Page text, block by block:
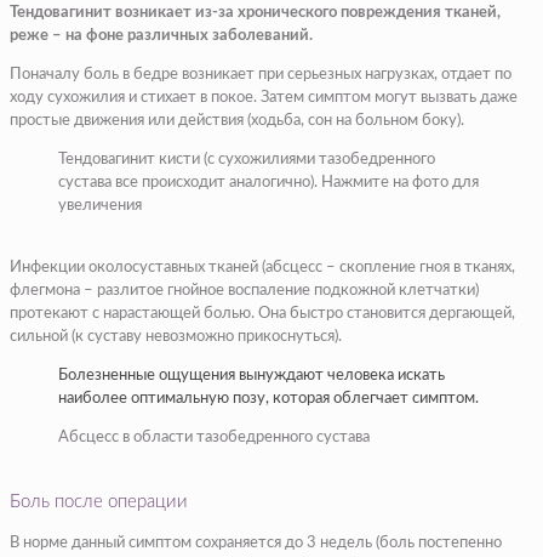
Тендовагинит возникает из-за хронического повреждения тканей,
реже – на фоне различных заболеваний.
Поначалу боль в бедре возникает при серьезных нагрузках, отдает по
ходу сухожилия и стихает в покое. Затем симптом могут вызвать даже
простые движения или действия (ходьба, сон на больном боку).
Тендовагинит кисти (с сухожилиями тазобедренного
сустава все происходит аналогично). Нажмите на фото для
увеличения
Инфекции околосуставных тканей (абсцесс – скопление гноя в тканях,
флегмона – разлитое гнойное воспаление подкожной клетчатки)
протекают с нарастающей болью. Она быстро становится дергающей,
сильной (к суставу невозможно прикоснуться).
Болезненные ощущения вынуждают человека искать
наиболее оптимальную позу, которая облегчает симптом.
Абсцесс в области тазобедренного сустава
Боль после операции
В норме данный симптом сохраняется до 3 недель (боль постепенно